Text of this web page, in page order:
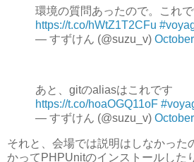
環境の質問あったので。これ
https://t.co/hWtZ1T2CFu
— すずけん (@suzu_v)
あと、gitのaliasはこれです
https://t.co/hoaOGQ11oF
— すずけん (@suzu_v)
それと、会場では説明はしなかった
かってPHPUnitのインストールした